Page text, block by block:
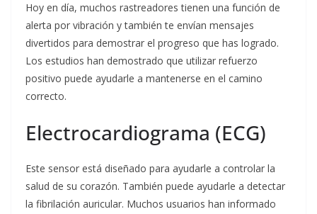
Hoy en día, muchos rastreadores tienen una función de
alerta por vibración y también te envían mensajes
divertidos para demostrar el progreso que has logrado.
Los estudios han demostrado que utilizar refuerzo
positivo puede ayudarle a mantenerse en el camino
correcto.
Electrocardiograma (ECG)
Este sensor está diseñado para ayudarle a controlar la
salud de su corazón. También puede ayudarle a detectar
la fibrilación auricular. Muchos usuarios han informado